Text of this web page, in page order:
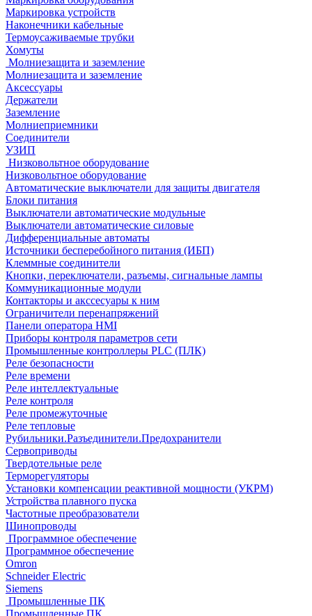
Маркировка устройств
Наконечники кабельные
Термоусаживаемые трубки
Хомуты
Молниезащита и заземление
Молниезащита и заземление
Аксессуары
Держатели
Заземление
Молниеприемники
Соединители
УЗИП
Низковольтное оборудование
Низковольтное оборудование
Автоматические выключатели для защиты двигателя
Блоки питания
Выключатели автоматические модульные
Выключатели автоматические силовые
Дифференциальные автоматы
Источники бесперебойного питания (ИБП)
Клеммные соединители
Кнопки, переключатели, разъемы, сигнальные лампы
Коммуникационные модули
Контакторы и акссесуары к ним
Ограничители перенапряжений
Панели оператора HMI
Приборы контроля параметров сети
Промышленные контроллеры PLC (ПЛК)
Реле безопасности
Реле времени
Реле интеллектуальные
Реле контроля
Реле промежуточные
Реле тепловые
Рубильники.Разъединители.Предохранители
Сервоприводы
Твердотельные реле
Терморегуляторы
Установки компенсации реактивной мощности (УКРМ)
Устройства плавного пуска
Частотные преобразователи
Шинопроводы
Программное обеспечение
Программное обеспечение
Omron
Schneider Electric
Siemens
Промышленные ПК
Промышленные ПК